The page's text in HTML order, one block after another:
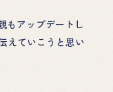
もアップデートし
えていこうと思い